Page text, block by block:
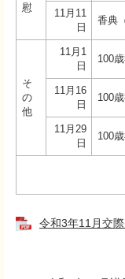
慰
11月11
日
香典
そ
の
他
11月1
日
100
11月16
日
100
11月29
日
100
令和3年11月交